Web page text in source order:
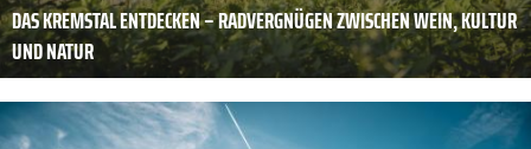
DAS KREMSTAL ENTDECKEN – RADVERGNÜGEN ZWISCHEN WEIN, KULTUR
UND NATUR